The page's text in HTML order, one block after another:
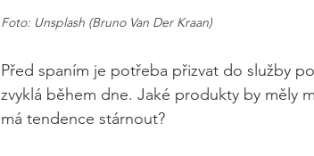
Foto: Unsplash (Bruno Van Der Kraan)
Před spaním je potřeba přizvat do služby
zvyklá během dne. Jaké produkty by měly
má tendence stárnout?